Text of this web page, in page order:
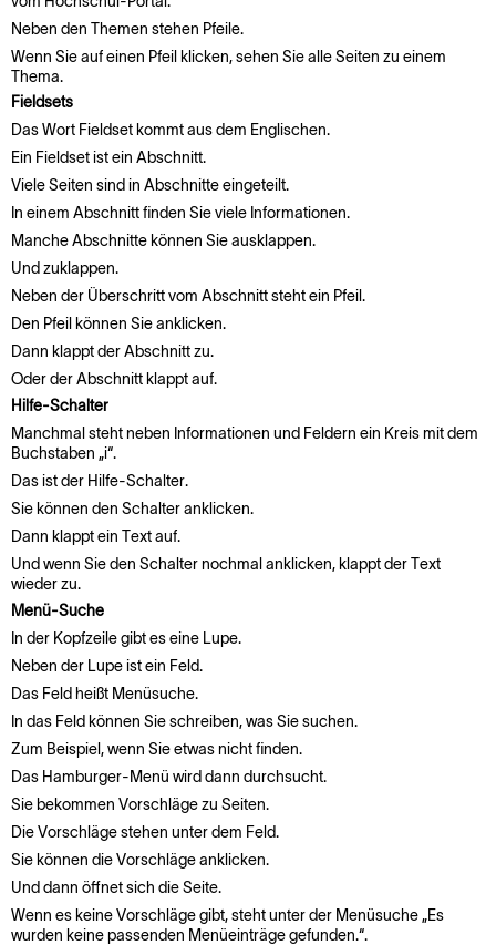
Neben den Themen stehen Pfeile.
Wenn Sie auf einen Pfeil klicken, sehen Sie alle Seiten zu einem
Thema.
Fieldsets
Das Wort Fieldset kommt aus dem Englischen.
Ein Fieldset ist ein Abschnitt.
Viele Seiten sind in Abschnitte eingeteilt.
In einem Abschnitt finden Sie viele Informationen.
Manche Abschnitte können Sie ausklappen.
Und zuklappen.
Neben der Überschritt vom Abschnitt steht ein Pfeil.
Den Pfeil können Sie anklicken.
Dann klappt der Abschnitt zu.
Oder der Abschnitt klappt auf.
Hilfe-Schalter
Manchmal steht neben Informationen und Feldern ein Kreis mit dem
Buchstaben „i“.
Das ist der Hilfe-Schalter.
Sie können den Schalter anklicken.
Dann klappt ein Text auf.
Und wenn Sie den Schalter nochmal anklicken, klappt der Text
wieder zu.
Menü-Suche
In der Kopfzeile gibt es eine Lupe.
Neben der Lupe ist ein Feld.
Das Feld heißt Menüsuche.
In das Feld können Sie schreiben, was Sie suchen.
Zum Beispiel, wenn Sie etwas nicht finden.
Das Hamburger-Menü wird dann durchsucht.
Sie bekommen Vorschläge zu Seiten.
Die Vorschläge stehen unter dem Feld.
Sie können die Vorschläge anklicken.
Und dann öffnet sich die Seite.
Wenn es keine Vorschläge gibt, steht unter der Menüsuche „Es
wurden keine passenden Menüeinträge gefunden.“.